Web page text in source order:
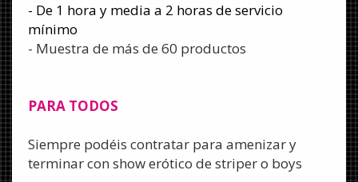
- De 1 hora y media a 2 horas de servicio
mínimo
- Muestra de más de 60 productos
PARA TODOS
Siempre podéis contratar para amenizar y
terminar con show erótico de striper o boys